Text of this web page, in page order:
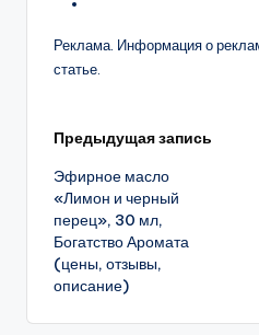
Реклама. Информация о
статье.
Навигация
записи
Предыдущая запись
Эфирное масло
«Лимон и черный
перец», 30 мл,
Богатство Аромата
(цены, отзывы,
описание)